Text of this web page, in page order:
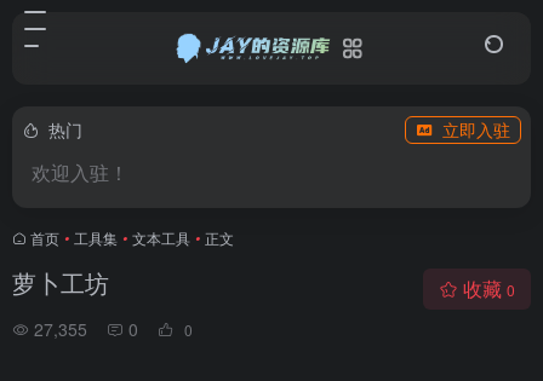
热门 立即入驻
欢迎入驻！
首页 • 工具集 • 文本工具 • 正文
萝卜工坊
27,355 0 0
收藏 0